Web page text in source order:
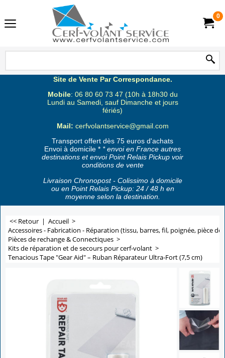
0
Site de Vente Par Correspondance.
Mobile: 06 80 60 73 47 (10h à 18h30 du
Lundi au Samedi, sauf Dimanche et jours
fériés)
Mail: cerfvolantservice@gmail.com
Transport offert dès 75 euros d'achats
Envoi à domicile * * envoi en France autres
destinations et envoi Point Relais Pickup voir
conditions de vente
Livraison Chronopost - Colissimo à domicile
ou en Point Relais Pickup: 24 / 48 h en
moyenne selon la destination.
<< Retour | Accueil >
Accessoires - Fabrication - Réparation (tissu, barres, fil, poignée, pièce de
Pièces de rechange & Connectiques >
Kits de réparation et de secours pour cerf-volant >
Tenacious Tape "Gear Aid" – Ruban Réparateur Ultra-Fort (7,5 cm)